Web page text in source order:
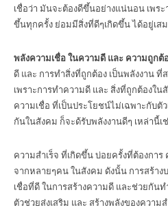
เชื่อว่า มันจะต้องดีขึ้นอย่างแน่นอน เพร
ขึ้นทุกครั้ง ย่อมมีสิ่งที่ดีๆเกิดขึ้น ได้อยู่เส
พลังความเชื่อ ในความดี และ ความถูกต้
ดี และ การทำสิ่งที่ถูกต้อง เป็นพลังงาน
เพราะการทำความดี และ สิ่งที่ถูกต้องใน
ความเชื่อ ที่เป็นประโยชน์ไม่เฉพาะกับตั
กันในสังคม ก็จะด้รับพลังงานดีๆ เหล่านี้
ความสำเร็จ ที่เกิดขึ้น บ่อยครั้งที่ต้องกา
จากหลายๆคน ในสังคม ดังนั้น การสร้าง
เชื่อที่ดี ในการสร้างความดี และช่วยกัน
ตัวช่วยส่งเสริม และ สร้างพลังของความ